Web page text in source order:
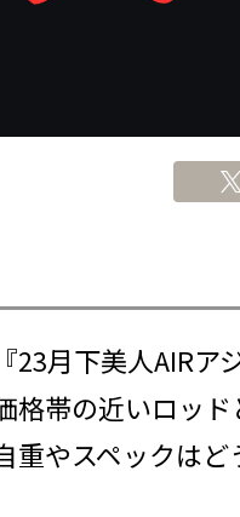
23月下美人AIR
格帯の近いロッ
重やスペックはど